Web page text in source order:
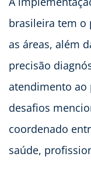
brasileira tem o
as áreas, além
precisão
atendimento ao
desafios
coordenado
saúde,